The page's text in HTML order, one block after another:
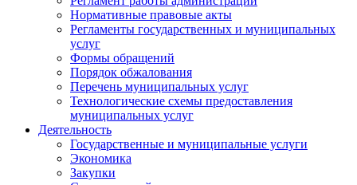
Нормативные правовые акты
Регламенты государственных и муниципальных
услуг
Формы обращений
Порядок обжалования
Перечень муниципальных услуг
Технологические схемы предоставления
муниципальных услуг
Деятельность
Государственные и муниципальные услуги
Экономика
Закупки